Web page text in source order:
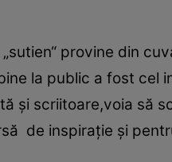
provine din
la public a fost
şi scriitoare,voia să
de inspiraţie şi